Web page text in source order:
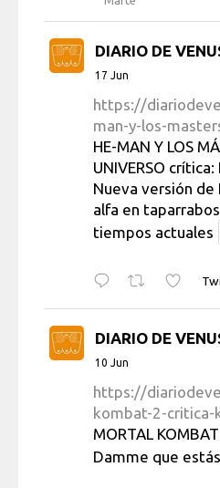
DIARIO DE
17 Jun
https://
man-y-los-
HE-MAN Y LOS
UNIVERSO
Nueva versión de
alfa en
tiempos actuales
DIARIO DE
10 Jun
https://
kombat-2-critica-
MORTAL
Damme que